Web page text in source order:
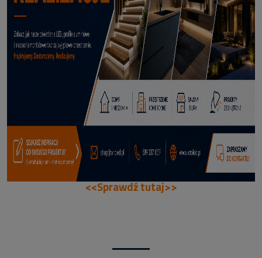
70,50 zł
DODAJ DO KOSZYKA
<<Sprawdź tutaj>>